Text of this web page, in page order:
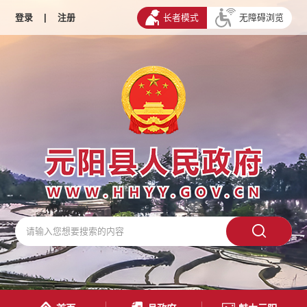
登录 | 注册 长者模式 无障碍浏览